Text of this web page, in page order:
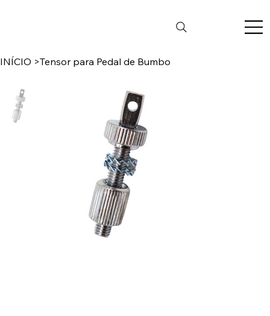
INÍCIO >Tensor para Pedal de Bumbo